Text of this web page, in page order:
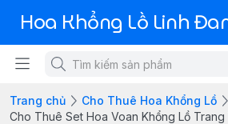
Hoa Khổng Lồ Linh
Trang chủ
Cho Thuê Hoa Khổng Lồ
Cho Thuê Set Hoa Voan Khổng Lồ